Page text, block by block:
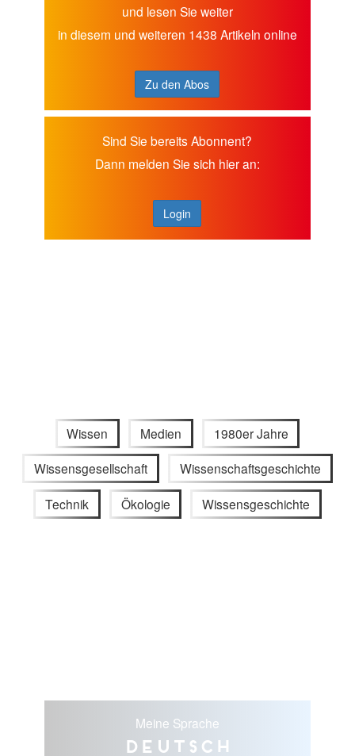
und lesen Sie weiter
in diesem und weiteren 1438 Artikeln online
Zu den Abos
Sind Sie bereits Abonnent?
Dann melden Sie sich hier an:
Login
Wissen Medien 1980er Jahre
Wissensgesellschaft Wissenschaftsgeschichte
Technik Ökologie Wissensgeschichte
Meine Sprache
Deutsch